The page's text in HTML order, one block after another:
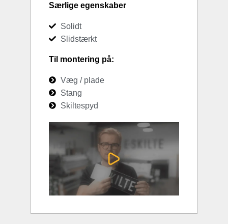
Særlige egenskaber
Solidt
Slidstærkt
Til montering på:
Væg / plade
Stang
Skiltespyd